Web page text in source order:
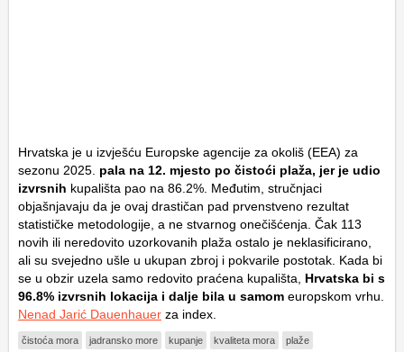
Hrvatska je u izvješću Europske agencije za okoliš (EEA) za
sezonu 2025. pala na 12. mjesto po čistoći plaža, jer je udio
izvrsnih kupališta pao na 86.2%. Međutim, stručnjaci
objašnjavaju da je ovaj drastičan pad prvenstveno rezultat
statističke metodologije, a ne stvarnog onečišćenja. Čak 113
novih ili neredovito uzorkovanih plaža ostalo je neklasificirano,
ali su svejedno ušle u ukupan zbroj i pokvarile postotak. Kada bi
se u obzir uzela samo redovito praćena kupališta, Hrvatska bi s
96.8% izvrsnih lokacija i dalje bila u samom europskom vrhu.
Nenad Jarić Dauenhauer za index.
čistoća mora jadransko more kupanje kvaliteta mora plaže